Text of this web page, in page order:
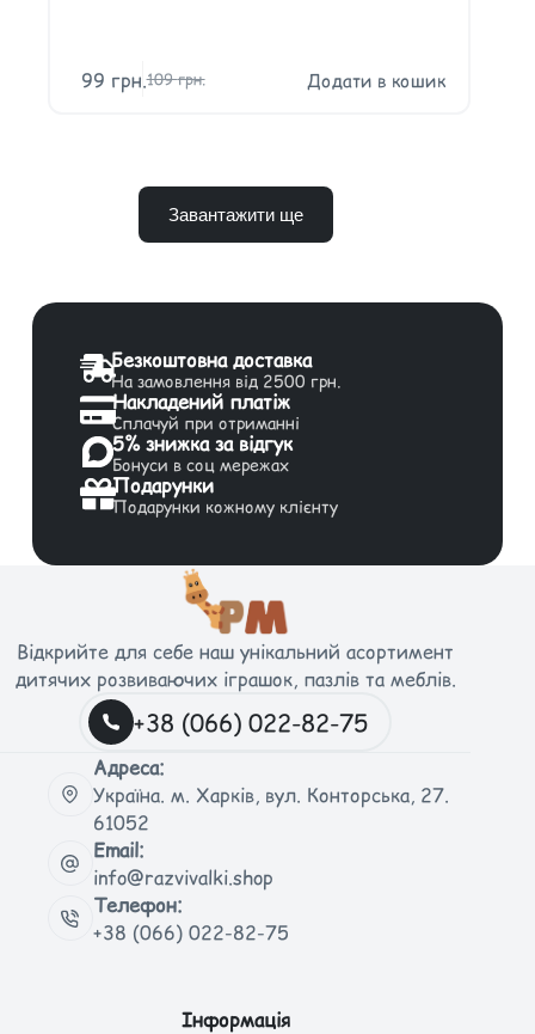
109грн.
99 грн. Додати в кошик
Завантажити ще
Безкоштовна доставка
На замовлення від 2500 грн.
Накладений платіж
Сплачуй при отриманні
5% знижка за відгук
Бонуси в соц мережах
Подарунки
Подарунки кожному клієнту
Відкрийте для себе наш унікальний асортимент
дитячих розвиваючих іграшок, пазлів та меблів.
+38 (066) 022-82-75
Адреса:
Україна. м. Харків, вул. Конторська, 27.
61052
Email:
info@razvivalki.shop
Телефон:
+38 (066) 022-82-75
Інформація